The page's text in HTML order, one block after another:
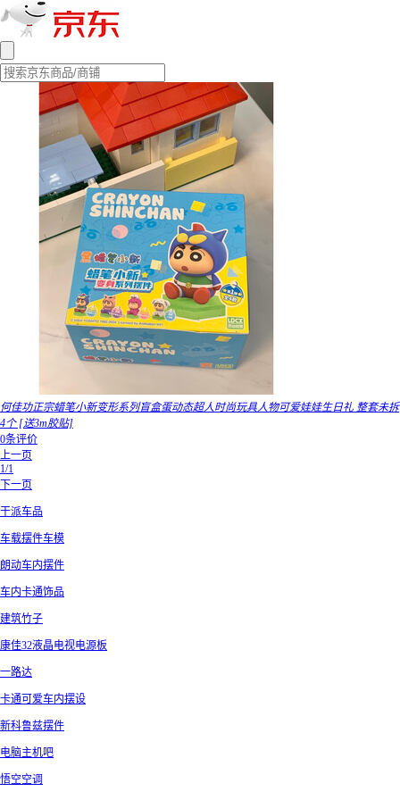
何佳功正宗蜡笔小新变形系列盲盒蛋动态超人时尚玩具人物可爱娃娃生日礼 整套未拆
4个 [送3m胶贴]
0条评价
上一页
1/1
下一页
干派车品
车载摆件车模
朗动车内摆件
车内卡通饰品
建筑竹子
康佳32液晶电视电源板
一路达
卡通可爱车内摆设
新科鲁兹摆件
电脑主机吧
悟空空调